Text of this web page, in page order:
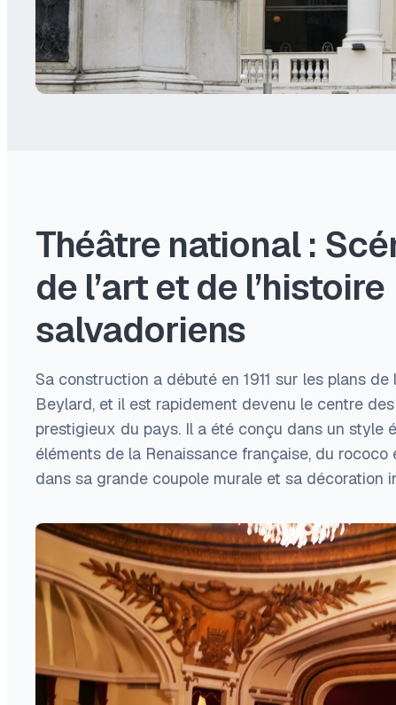
Théâtre national :
de l’art et de l’histoire
salvadoriens
Sa construction a débuté en 1911 sur les plans
Beylard, et il est rapidement devenu le centre
prestigieux du pays. Il a été conçu dans un style
éléments de la Renaissance française, du rococo
dans sa grande coupole murale et sa décoration